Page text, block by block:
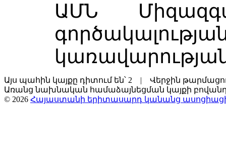
ԱՄՆ
Այս պահին կայքը դիտում են՝ 2 | Վերջին
Առանց նախնական համաձայնեցման կայքի
© 2026 Հայաստանի երիտասարդ կանանց